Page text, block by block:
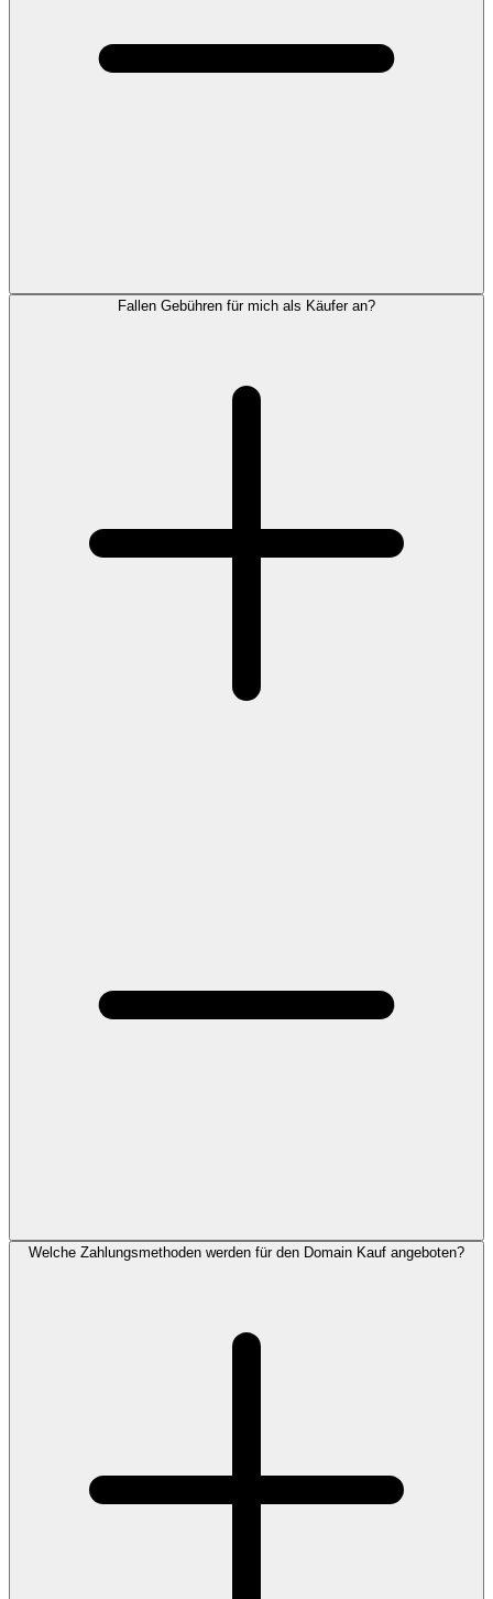
Fallen Gebühren für mich als Käufer an?
Welche Zahlungsmethoden werden für den Domain Kauf angeboten?